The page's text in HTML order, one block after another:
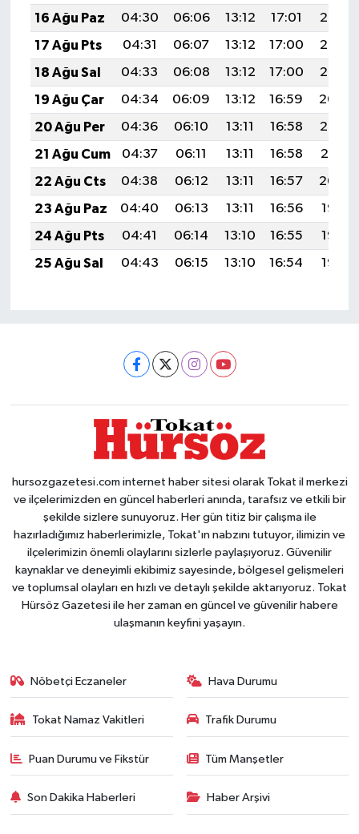
16 Ağu Paz
04:30 06:06 13:12 17:01
20:08
17 Ağu Pts
04:31 06:07 13:12 17:00
20:07
18 Ağu Sal
04:33 06:08 13:12 17:00
20:05
19 Ağu Çar
04:34 06:09 13:12 16:59
20:04
20 Ağu Per
04:36 06:10 13:11 16:58
20:03
21 Ağu Cum
04:37 06:11 13:11 16:58
20:01
22 Ağu Cts
04:38 06:12 13:11 16:57
20:00
23 Ağu Paz
04:40 06:13 13:11 16:56
19:58
24 Ağu Pts
04:41 06:14 13:10 16:55
19:57
25 Ağu Sal
04:43 06:15 13:10 16:54 19:55
hursozgazetesi.com internet haber sitesi olarak Tokat il merkezi
ve ilçelerimizden en güncel haberleri anında, tarafsız ve etkili bir
şekilde sizlere sunuyoruz. Her gün titiz bir çalışma ile
hazırladığımız haberlerimizle, Tokat'ın nabzını tutuyor, ilimizin ve
ilçelerimizin önemli olaylarını sizlerle paylaşıyoruz. Güvenilir
kaynaklar ve deneyimli ekibimiz sayesinde, bölgesel gelişmeleri
ve toplumsal olayları en hızlı ve detaylı şekilde aktarıyoruz. Tokat
Hürsöz Gazetesi ile her zaman en güncel ve güvenilir habere
ulaşmanın keyfini yaşayın.
Nöbetçi Eczaneler Hava Durumu
Tokat Namaz Vakitleri Trafik Durumu
Puan Durumu ve Fikstür Tüm Manşetler
Son Dakika Haberleri Haber Arşivi